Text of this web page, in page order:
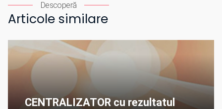
Descoperă
Articole similare
CENTRALIZATOR cu rezultatul